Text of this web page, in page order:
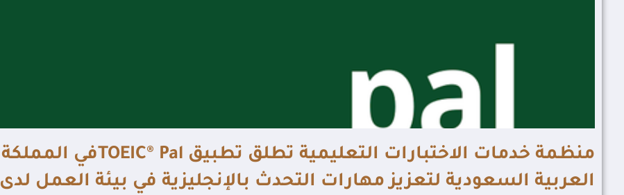
منظمة خدمات الاختبارات التعليمية تطلق تطبيق TOEIC® Palفي المملكة
العربية السعودية لتعزيز مهارات التحدث بالإنجليزية في بيئة العمل لدى